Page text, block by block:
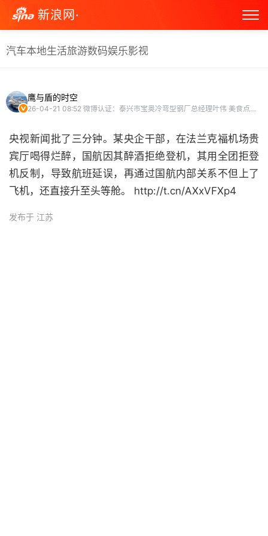
新浪网·
汽车本地生活旅游数码娱乐影视
鹰与盾的时空
26-04-21 08:52 微博认证：泰兴市宝奥冷弯型钢厂总经理叶伟 美食点评团成员 军事博主 微博原创视频博主 头条文章作者
央视新闻批了三分钟。某央企干部，在法兰克福机场贵
宾厅喝得烂醉，国航因其醉酒拒绝登机，其用全团拒登
机反制，导致航班延误，再通过国航内部关系不但上了
飞机，还直接升至头等舱。 http://t.cn/AXxVFXp4 ​
发布于 江苏